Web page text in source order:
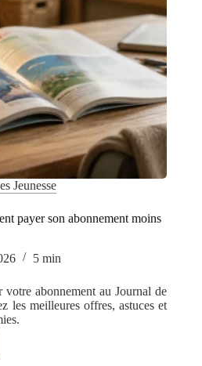
Jeunesse
payer son abonnement moins
5 min
abonnement au Journal de
les meilleures offres, astuces et